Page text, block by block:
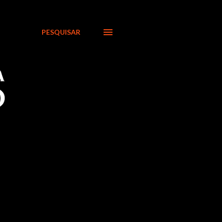
PESQUISAR